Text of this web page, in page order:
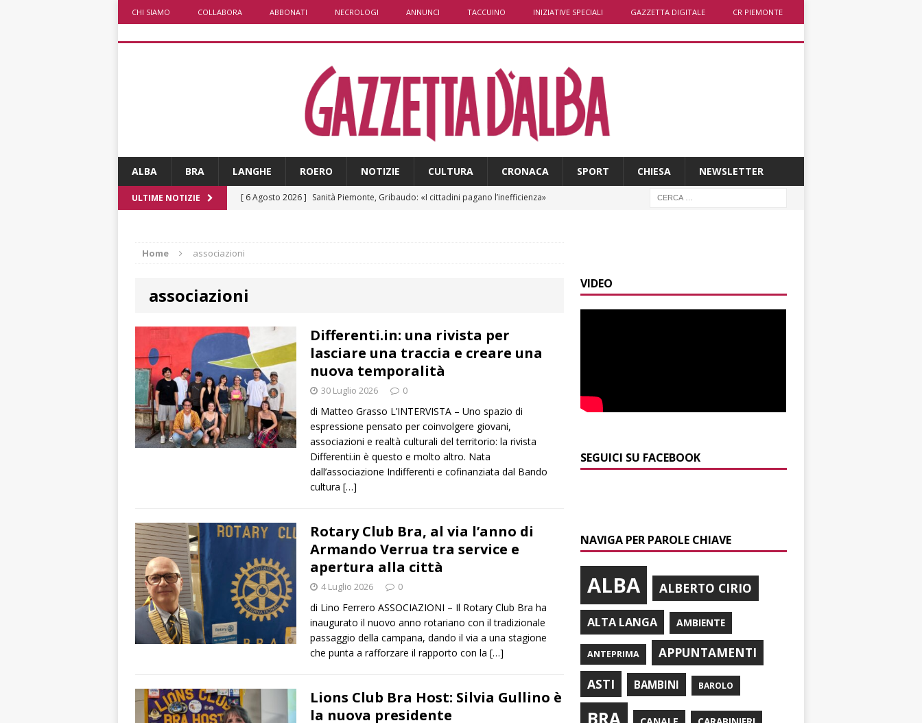
CHI SIAMO COLLABORA ABBONATI NECROLOGI ANNUNCI TACCUINO INIZIATIVE SPECIALI GAZZETTA DIGITALE CR PIEMONTE
ALBA BRA LANGHE ROERO NOTIZIE CULTURA CRONACA SPORT CHIESA NEWSLETTER
ULTIME NOTIZIE [ 6 Agosto 2026 ] Sanità Piemonte, Gribaudo: «I cittadini pagano l’inefficienza»
[ 6 Agosto 2026 ]
[ 6 Agosto 2026 ]
Emergenza incendi Piemonte: Azione propone due soluzioni a
Fondazione Crc e Regione
ALBA
[ 6 Agosto 2026 ]
[ 6 Agosto 2026 ]
Clavesana, indagine su amministratori, professionisti e
società: contestati falso, peculato e detenzione illecita di armi
CRONACA
Macrino d’Alba, l’inedito Cristo benedicente dei Musei Vaticani
ALTRE NOTIZIE
Home associazioni
associazioni
Differenti.in: una rivista per
lasciare una traccia e creare una
nuova temporalità
30 Luglio 2026 0
di Matteo Grasso L’INTERVISTA – Uno spazio di
espressione pensato per coinvolgere giovani,
associazioni e realtà culturali del territorio: la rivista
Differenti.in è questo e molto altro. Nata
dall’associazione Indifferenti e cofinanziata dal Bando
cultura […]
Rotary Club Bra, al via l’anno di
Armando Verrua tra service e
apertura alla città
4 Luglio 2026 0
di Lino Ferrero ASSOCIAZIONI – Il Rotary Club Bra ha
inaugurato il nuovo anno rotariano con il tradizionale
passaggio della campana, dando il via a una stagione
che punta a rafforzare il rapporto con la […]
Lions Club Bra Host: Silvia Gullino è
la nuova presidente
VIDEO
SEGUICI SU FACEBOOK
NAVIGA PER PAROLE CHIAVE
ALBA ALBERTO CIRIO
ALTA LANGA AMBIENTE
ANTEPRIMA
APPUNTAMENTI
ASTI
BAMBINI BAROLO